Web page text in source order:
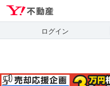
ログイン